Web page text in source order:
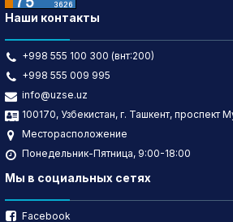
Наши контакты
+998 555 100 300 (внт:200)
+998 555 009 995
info@uzse.uz
100170, Узбекистан, г. Ташкент, проспект
Месторасположение
Понедельник-Пятница, 9:00-18:00
Мы в социальных сетях
Facebook